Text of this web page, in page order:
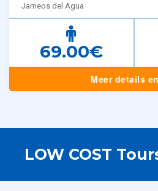
Jameos del Agua
69.00€
Meer details
LOW COST